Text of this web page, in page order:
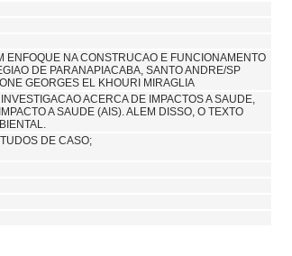
ENFOQUE NA CONSTRUCAO E FUNCIONAMENTO
DE PARANAPIACABA, SANTO ANDRE/SP
GEORGES EL KHOURI MIRAGLIA
ACERCA DE IMPACTOS A SAUDE,
A SAUDE (AIS). ALEM DISSO, O TEXTO
DE CASO;